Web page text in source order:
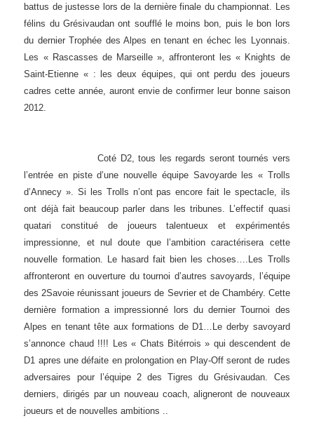
battus de justesse lors de la dernière finale du championnat. Les
félins du Grésivaudan ont soufflé le moins bon, puis le bon lors
du dernier Trophée des Alpes en tenant en échec les Lyonnais.
Les « Rascasses de Marseille », affronteront les « Knights de
Saint-Etienne « : les deux équipes, qui ont perdu des joueurs
cadres cette année, auront envie de confirmer leur bonne saison
2012.
Coté D2, tous les regards seront tournés vers
l’entrée en piste d’une nouvelle équipe Savoyarde les « Trolls
d’Annecy ». Si les Trolls n’ont pas encore fait le spectacle, ils
ont déjà fait beaucoup parler dans les tribunes. L’effectif quasi
quatari constitué de joueurs talentueux et expérimentés
impressionne, et nul doute que l’ambition caractérisera cette
nouvelle formation. Le hasard fait bien les choses….Les Trolls
affronteront en ouverture du tournoi d’autres savoyards, l’équipe
des 2Savoie réunissant joueurs de Sevrier et de Chambéry. Cette
dernière formation a impressionné lors du dernier Tournoi des
Alpes en tenant tête aux formations de D1…Le derby savoyard
s’annonce chaud !!!! Les « Chats Bitérrois » qui descendent de
D1 apres une défaite en prolongation en Play-Off seront de rudes
adversaires pour l’équipe 2 des Tigres du Grésivaudan. Ces
derniers, dirigés par un nouveau coach, aligneront de nouveaux
joueurs et de nouvelles ambitions ..